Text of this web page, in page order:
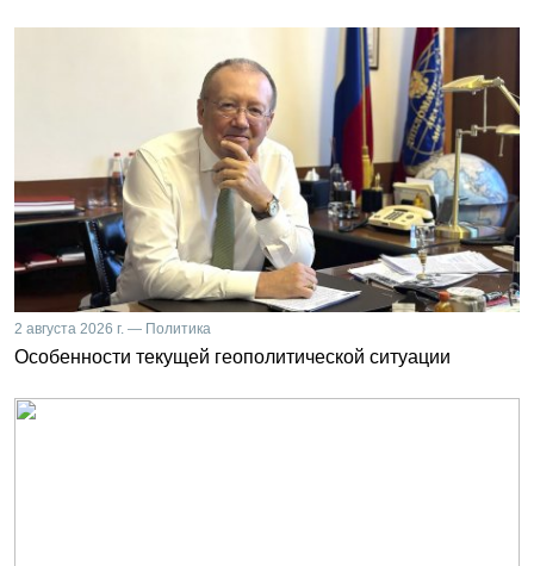
2 августа 2026 г. — Политика
Особенности текущей геополитической ситуации